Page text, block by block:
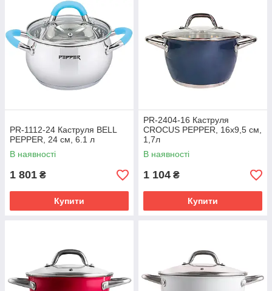
PR-1112-24 Каструля BELL
PEPPER, 24 см, 6.1 л
В наявності
1 801 ₴
Купити
PR-2404-16 Каструля
CROCUS PEPPER, 16х9,5 см,
1,7л
В наявності
1 104 ₴
Купити